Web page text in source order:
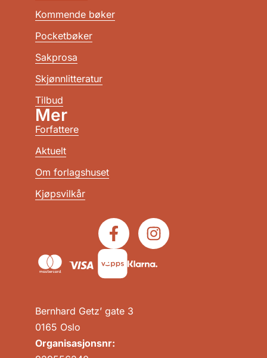
Bernhard Getz’ gate 3
0165 Oslo
Organisasjonsnr:
Kommende bøker
Pocketbøker
Sakprosa
Skjønnlitteratur
Tilbud
Mer
Forfattere
Aktuelt
Om forlagshuset
Kjøpsvilkår